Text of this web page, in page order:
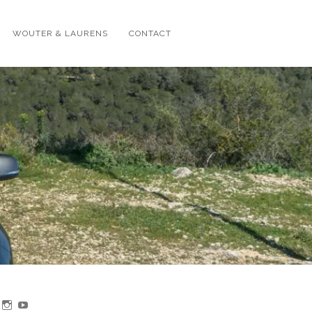
WOUTER & LAURENS CONTACT
BekijkBekijk